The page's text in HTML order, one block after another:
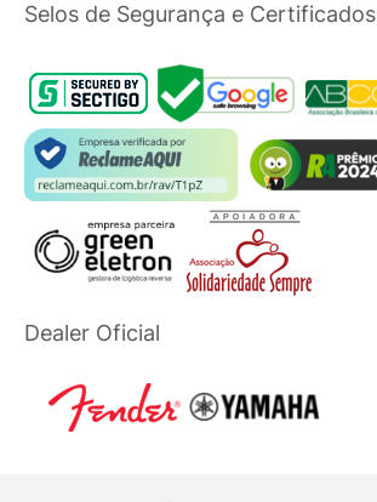
Selos de Segurança e Certificados
Dealer Oficial